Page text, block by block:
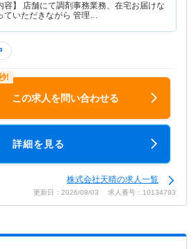
容】 店舗にて調剤事務業務、在宅お届けな
ていただきながら 管理…
この求人を問い合わせる
詳細を見る
株式会社天晴の求人一覧
更新日：2026/08/03 求人番号：10134793